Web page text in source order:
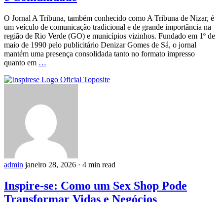
O Jornal A Tribuna, também conhecido como A Tribuna de Nizar, é
um veículo de comunicação tradicional e de grande importância na
região de Rio Verde (GO) e municípios vizinhos. Fundado em 1º de
maio de 1990 pelo publicitário Denizar Gomes de Sá, o jornal
mantém uma presença consolidada tanto no formato impresso
quanto em …
admin janeiro 28, 2026 · 4 min read
Inspire-se: Como um Sex Shop Pode
Transformar Vidas e Negócios